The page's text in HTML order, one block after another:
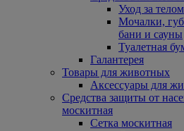
Уход за телом
Мочалки,
бани и сауны
Туалетная
Галантерея
Товары для животных
Аксессуары для
Средства защиты от
москитная
Сетка москитная